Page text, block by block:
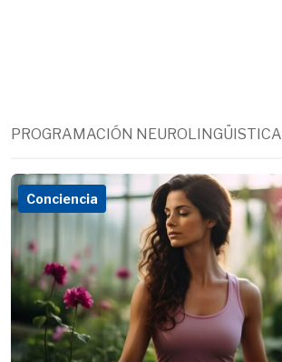
PROGRAMACIÓN NEUROLINGÜISTICA
Conciencia